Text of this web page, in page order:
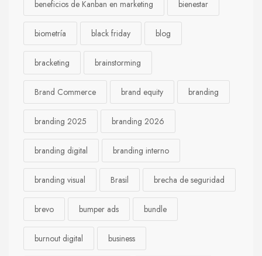
beneficios de Kanban en marketing bienestar
biometría black friday blog
bracketing brainstorming
Brand Commerce brand equity branding
branding 2025 branding 2026
branding digital branding interno
branding visual Brasil brecha de seguridad
brevo bumper ads bundle
burnout digital business